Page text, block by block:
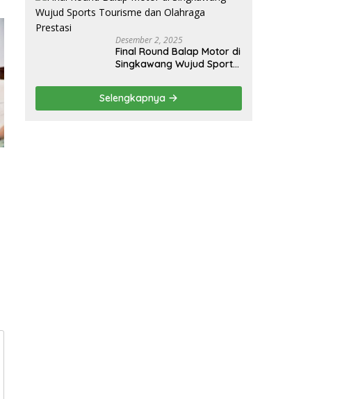
Desember 2, 2025
Final Round Balap Motor di
Singkawang Wujud Sports
Prestasi
Selengkapnya